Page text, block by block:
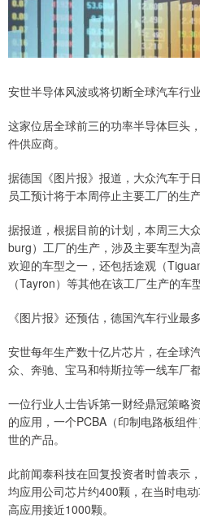
安世半导体风波或将切断全球汽车行
这家位居全球前三的功率半导体巨头
件供应商。
据德国《图片报》报道，大众汽车于
员工预计将于本周停止主要工厂的生产
据报道，根据目前的计划，本周三大
burg）工厂的生产，涉及主要车型为
欢迎的车型之一，还包括途观（
（Tayron）等其他在该工厂生产的车
《图片报》还预估，德国汽车行业最
安世每年生产数十亿片芯片，在全球
众、奔驰、宝马和特斯拉等一线车厂都
一位行业人士告诉第一财经鼎冠策略
的应用，一个PCBA（印制电路板组
世的产品。
此前闻泰科技在回复投资者时曾表示
均应用公司芯片约400颗，在当时电
高应用接近1000颗。